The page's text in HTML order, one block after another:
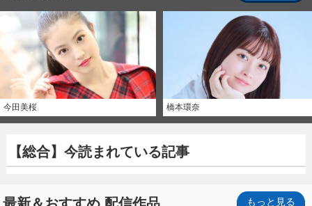
今田美桜 橋本環奈
【総合】今読まれている記事
もっと見る